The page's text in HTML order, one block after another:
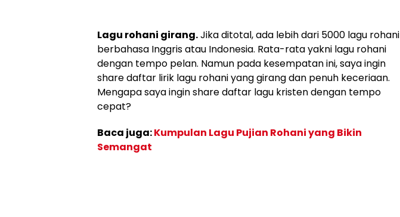
Lagu rohani girang.Jika ditotal, ada lebih dari 5000 lagu rohani
berbahasa Inggris atau Indonesia. Rata-rata yakni lagu rohani
dengan tempo pelan. Namun pada kesempatan ini, saya ingin
share daftar lirik lagu rohani yang girang dan penuh keceriaan.
Mengapa saya ingin share daftar lagu kristen dengan tempo
cepat?
Baca juga:Kumpulan Lagu Pujian Rohani yang Bikin
Semangat